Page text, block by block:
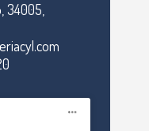
34005,